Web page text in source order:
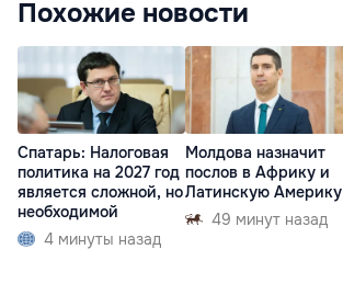
Похожие новости
Спатарь: Налоговая
политика на 2027 год
является сложной, но
необходимой
4 минуты назад
Молдова назначит
послов в Африку и
Латинскую Америку
49 минут назад